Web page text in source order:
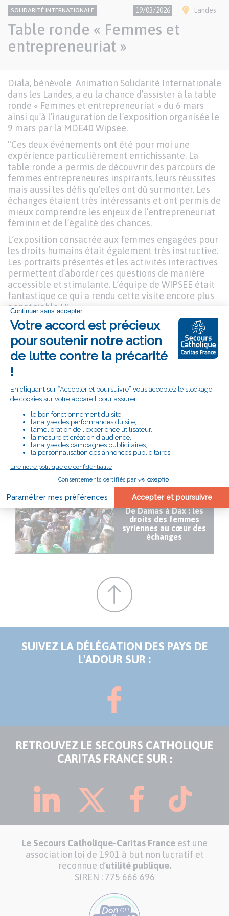
CONTENU
NATIONAL
Thème
SOLIDARITÉ INTERNATIONALE 19/03/2026 Ville(s)
Landes
Table ronde « Femmes et
entrepreneuriat »
Paragraphes
de
contenu
Texte
Diala, bénévole Animation Solidarité Internationale
dans les Landes, a eu la chance d’assister à la table
ronde « Femmes et entrepreneuriat » du 6 mars
ainsi qu’à l’inauguration de l’exposition organisée le
9 mars par la MDE40 Wipsee.
"Ces deux événements ont été pour moi une
expérience particulièrement enrichissante. La
table ronde a permis de découvrir des parcours de
femmes entrepreneures inspirants, leurs réussites
mais aussi les défis qu’elles ont dû surmonter. Les
échanges étaient très intéressants et ont permis de
mieux comprendre les enjeux de l’entrepreneuriat
féminin et de l’égalité des chances.
L’exposition consacrée aux femmes engagées pour
les droits humains était également très instructive.
Les portraits présentés et les activités interactives
permettent d’aborder ces questions de manière
accessible et stimulante. L’équipe de WIPSEE était
fantastique ce qui a rendu cette visite encore plus
appréciable ! "
Toutes les actualités
LIRE AUSSI
ACTUALITÉ
De Damas à Dax : les
droits des femmes
syriennes au cœur des
échanges
SUIVEZ LA DÉLÉGATION DES PAYS DE
L'ADOUR SUR :
RETROUVEZ LE SECOURS CATHOLIQUE
CARITAS FRANCE SUR :
Le Secours Catholique-Caritas France est une
association loi de 1901 à but non lucratif et
reconnue d’utilité publique.
SIREN : 775 666 696